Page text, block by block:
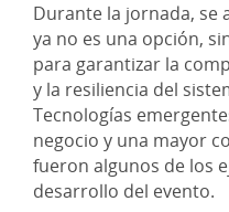
Durante la jornada, se
ya no es una opción,
para garantizar la
y la resiliencia del
Tecnologías
negocio y una mayor
fueron algunos de los
desarrollo del evento.